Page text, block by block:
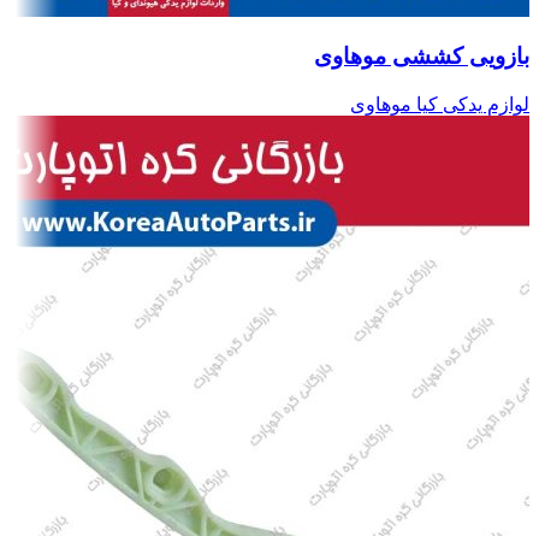
بازویی کششی موهاوی
لوازم یدکی کیا موهاوی